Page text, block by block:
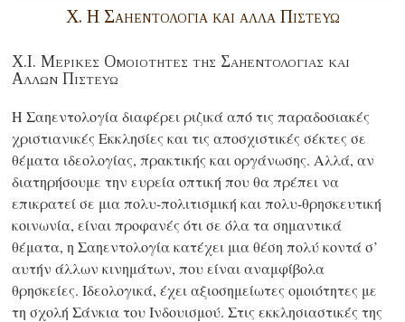
Χ. Η Σαηεντολογία και αλλα Πιστευω
X.I. Μερικες Ομοιοτητες της Σαηεντολογιας και
Αλλων Πιστευω
Η Σαηεντολογία διαφέρει ριζικά από τις παραδοσιακές
χριστιανικές Εκκλησίες και τις αποσχιστικές σέκτες σε
θέματα ιδεολογίας, πρακτικής και οργάνωσης. Αλλά, αν
διατηρήσουμε την ευρεία οπτική που θα πρέπει να
επικρατεί σε μια πολυ-πολιτισμική και πολυ-θρησκευτική
κοινωνία, είναι προφανές ότι σε όλα τα σημαντικά
θέματα, η Σαηεντολογία κατέχει μια θέση πολύ κοντά σ’
αυτήν άλλων κινημάτων, που είναι αναμφίβολα
θρησκείες. Ιδεολογικά, έχει αξιοσημείωτες ομοιότητες με
τη σχολή Σάνκια του Ινδουισμού. Στις εκκλησιαστικές της